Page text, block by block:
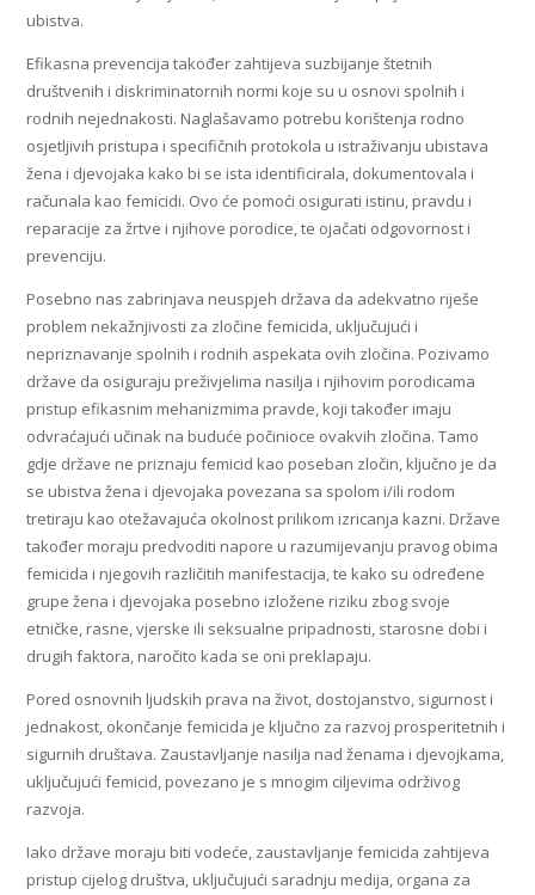
ubistva.
Efikasna prevencija također zahtijeva suzbijanje štetnih
društvenih i diskriminatornih normi koje su u osnovi spolnih i
rodnih nejednakosti. Naglašavamo potrebu korištenja rodno
osjetljivih pristupa i specifičnih protokola u istraživanju ubistava
žena i djevojaka kako bi se ista identificirala, dokumentovala i
računala kao femicidi. Ovo će pomoći osigurati istinu, pravdu i
reparacije za žrtve i njihove porodice, te ojačati odgovornost i
prevenciju.
Posebno nas zabrinjava neuspjeh država da adekvatno riješe
problem nekažnjivosti za zločine femicida, uključujući i
nepriznavanje spolnih i rodnih aspekata ovih zločina. Pozivamo
države da osiguraju preživjelima nasilja i njihovim porodicama
pristup efikasnim mehanizmima pravde, koji također imaju
odvraćajući učinak na buduće počinioce ovakvih zločina. Tamo
gdje države ne priznaju femicid kao poseban zločin, ključno je da
se ubistva žena i djevojaka povezana sa spolom i/ili rodom
tretiraju kao otežavajuća okolnost prilikom izricanja kazni. Države
također moraju predvoditi napore u razumijevanju pravog obima
femicida i njegovih različitih manifestacija, te kako su određene
grupe žena i djevojaka posebno izložene riziku zbog svoje
etničke, rasne, vjerske ili seksualne pripadnosti, starosne dobi i
drugih faktora, naročito kada se oni preklapaju.
Pored osnovnih ljudskih prava na život, dostojanstvo, sigurnost i
jednakost, okončanje femicida je ključno za razvoj prosperitetnih i
sigurnih društava. Zaustavljanje nasilja nad ženama i djevojkama,
uključujući femicid, povezano je s mnogim ciljevima održivog
razvoja.
Iako države moraju biti vodeće, zaustavljanje femicida zahtijeva
pristup cijelog društva, uključujući saradnju medija, organa za